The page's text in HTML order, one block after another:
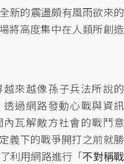
新的震盪頗有風雨欲來的
將高度集中在人類所創造
來越像孫子兵法所說的
透過網路發動心戰與資訊
瓦解敵方社會的戰鬥意
義下的戰爭開打之前就勝
利用網路進行「不對稱戰